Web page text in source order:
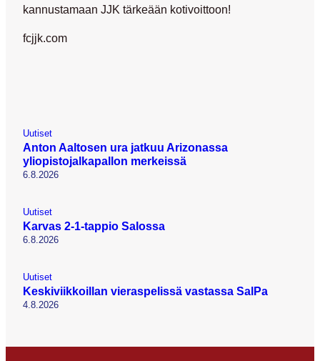
kannustamaan JJK tärkeään kotivoittoon!
fcjjk.com
Uutiset
Anton Aaltosen ura jatkuu Arizonassa
yliopistojalkapallon merkeissä
6.8.2026
Uutiset
Karvas 2-1-tappio Salossa
6.8.2026
Uutiset
Keskiviikkoillan vieraspelissä vastassa SalPa
4.8.2026